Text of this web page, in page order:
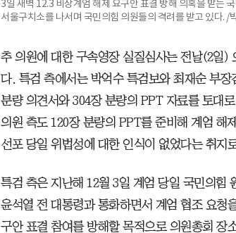
3일 새벽 12.3 비상계엄 해제 요구안 표결 방해 의혹을 받는
서울구치소를 나서며 국민의힘 의원들의 격려를 받고 있다. /
추 의원에 대한 구속영장 실질심사는 전날(2일)
다. 특검 측에서는 박억수 특검보와 최재순 부
분량 의견서와 304장 분량의 PPT 자료를 토대
의원 측도 120장 분량의 PPT를 준비해 계엄 해
선포 당일 위법성에 대한 인식이 없었다는 취지
특검 측은 지난해 12월 3일 계엄 당일 국민의힘
윤석열 전 대통령과 통화하면서 계엄 협조 요청
구안 표결 참여를 방해할 목적으로 의원총회 장